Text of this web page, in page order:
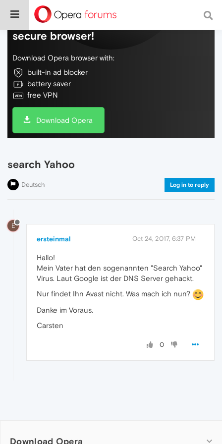
Do more on the web, with a fast and
secure browser!
Download Opera browser with:
built-in ad blocker
battery saver
free VPN
Download Opera
search Yahoo
Deutsch Log in to reply
E
ersteinmal Oct 24, 2017, 6:37 PM
Hallo!
Mein Vater hat den sogenannten "Search Yahoo"
Virus. Laut Google ist der DNS Server gehackt.
Nur findet Ihn Avast nicht. Was mach ich nun?
Danke im Voraus.
Carsten
0
Download Opera